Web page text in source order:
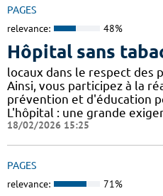
PAGES
relevance: 48%
Hôpital sans
locaux dans le respect des
Ainsi, vous participez à la
prévention et d'éducation
L'hôpital : une grande
18/02/2026 15:25
PAGES
relevance: 71%